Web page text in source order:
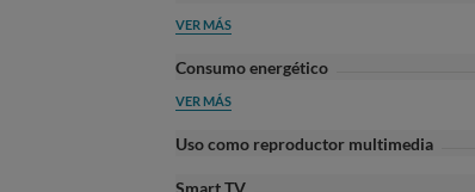
VER MÁS
Consumo energético
VER MÁS
Uso como reproductor multimedia
Smart TV